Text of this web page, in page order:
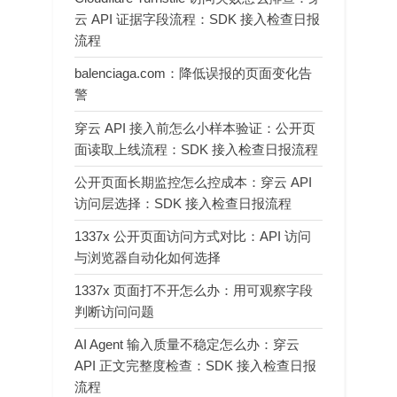
云 API 证据字段流程：SDK 接入检查日报
流程
balenciaga.com：降低误报的页面变化告
警
穿云 API 接入前怎么小样本验证：公开页
面读取上线流程：SDK 接入检查日报流程
公开页面长期监控怎么控成本：穿云 API
访问层选择：SDK 接入检查日报流程
1337x 公开页面访问方式对比：API 访问
与浏览器自动化如何选择
1337x 页面打不开怎么办：用可观察字段
判断访问问题
AI Agent 输入质量不稳定怎么办：穿云
API 正文完整度检查：SDK 接入检查日报
流程